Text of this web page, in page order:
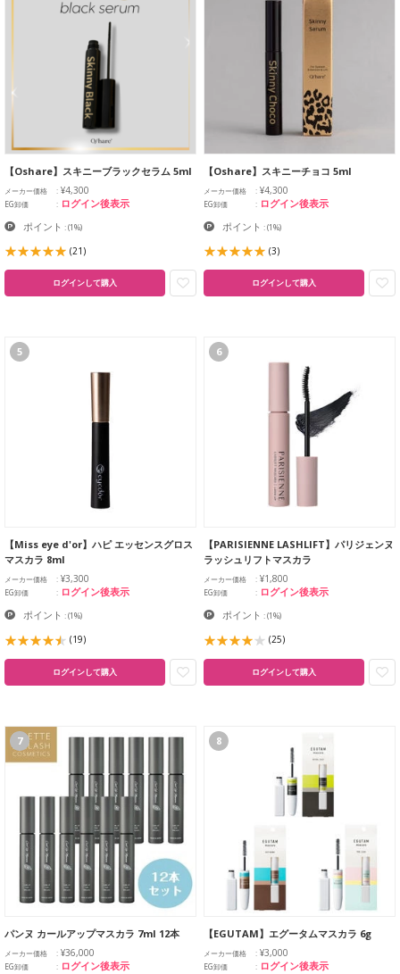
【Oshare】スキニーブラックセラム 5ml
メーカー価格 ¥4,300
EG卸価 ログイン後表示
ポイント :(1%)
(21)
ログインして購入
【Oshare】スキニーチョコ 5ml
メーカー価格 ¥4,300
EG卸価 ログイン後表示
ポイント :(1%)
(3)
ログインして購入
5
【Miss eye d'or】ハピ エッセンスグロス
マスカラ 8ml
メーカー価格 ¥3,300
EG卸価 ログイン後表示
ポイント :(1%)
(19)
ログインして購入
6
【PARISIENNE LASHLIFT】パリジェンヌ
ラッシュリフトマスカラ
メーカー価格 ¥1,800
EG卸価 ログイン後表示
ポイント :(1%)
(25)
ログインして購入
7
パンヌ カールアップマスカラ 7ml 12本
メーカー価格 ¥36,000
EG卸価 ログイン後表示
8
【EGUTAM】エグータムマスカラ 6g
メーカー価格 ¥3,000
EG卸価 ログイン後表示